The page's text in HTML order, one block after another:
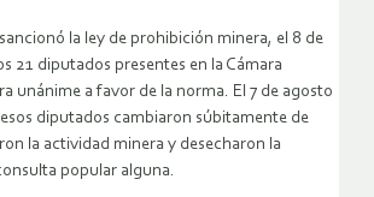
la ley de prohibición minera, el 8 de
21 diputados presentes en la Cámara
unánime a favor de la norma. El 7 de agosto
diputados cambiaron súbitamente de
la actividad minera y desecharon la
popular alguna.